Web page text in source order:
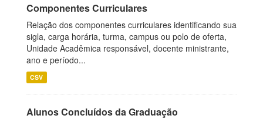
Componentes Curriculares
Relação dos componentes curriculares identificando sua
sigla, carga horária, turma, campus ou polo de oferta,
Unidade Acadêmica responsável, docente ministrante,
ano e período...
CSV
Alunos Concluídos da Graduação